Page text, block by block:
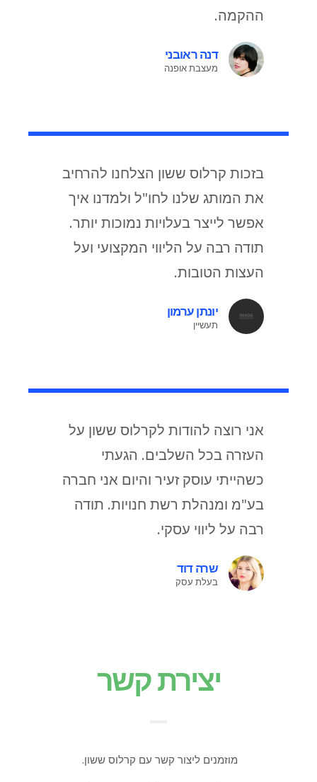
ההקמה.
דנה ראובני
מעצבת אופנה
בזכות קרלוס ששון הצלחנו להרחיב
את המותג שלנו לחו"ל ולמדנו איך
אפשר לייצר בעלויות נמוכות יותר.
תודה רבה על הליווי המקצועי ועל
העצות הטובות.
יונתן ערמון
תעשיין
אני רוצה להודות לקרלוס ששון על
העזרה בכל השלבים. הגעתי
כשהייתי עוסק זעיר והיום אני חברה
בע"מ ומנהלת רשת חנויות. תודה
רבה על ליווי עסקי.
שרה דוד
בעלת עסק
יצירת קשר
מוזמנים ליצור קשר עם קרלוס ששון.